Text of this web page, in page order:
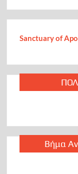
Sanctuary of
Βήμα